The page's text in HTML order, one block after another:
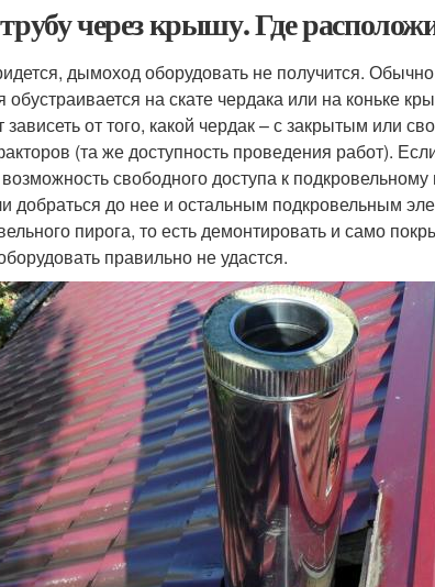
через крышу. Где
дымоход оборудовать не получится.
обустраивается на скате чердака или на коньке
от того, какой чердак – с закрытым или
(та же доступность проведения работ).
свободного доступа к
добраться до нее и остальным подкровельным
пирога, то есть демонтировать и само
правильно не удастся.